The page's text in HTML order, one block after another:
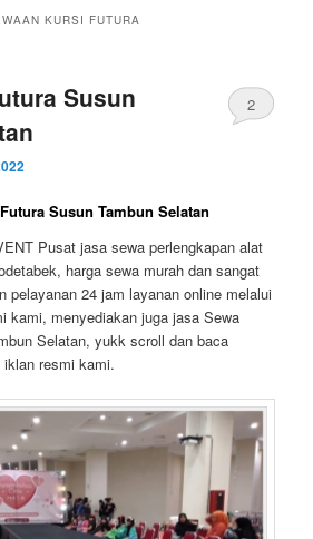
KURSI FUTURA
Susun
2
Susun Tambun Selatan
Pusat jasa sewa perlengkapan alat
harga sewa murah dan sangat
pelayanan 24 jam layanan online melalui
kami, menyediakan juga jasa Sewa
Selatan, yukk scroll dan baca
resmi kami.